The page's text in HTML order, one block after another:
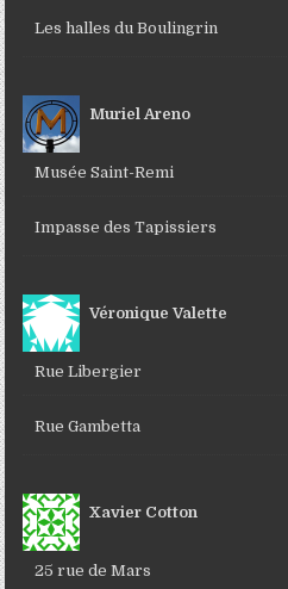
Les halles du Boulingrin
Muriel Areno
Musée Saint-Remi
Impasse des Tapissiers
Véronique Valette
Rue Libergier
Rue Gambetta
Xavier Cotton
25 rue de Mars